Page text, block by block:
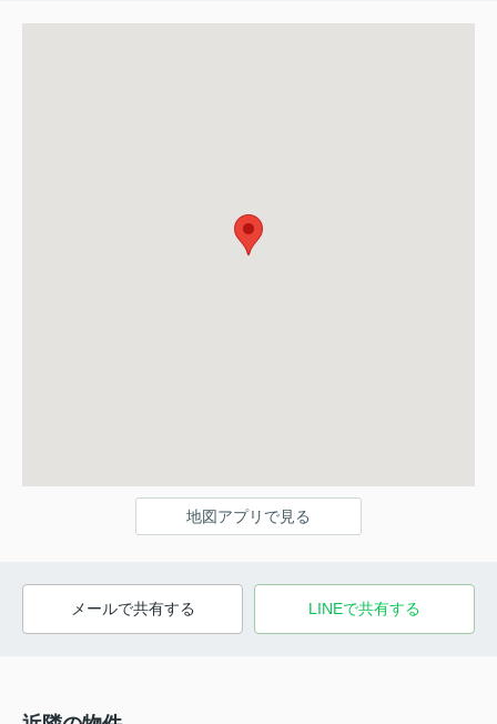
地図アプリで見る
メールで共有する LINEで共有する